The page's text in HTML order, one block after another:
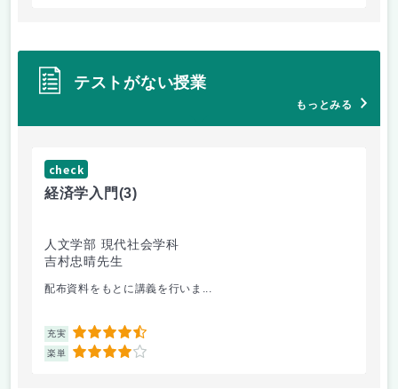
テストがない授業
もっとみる
check
経済学入門(3)
人文学部 現代社会学科
吉村忠晴先生
配布資料をもとに講義を行いま...
充実 4.5
楽単 4